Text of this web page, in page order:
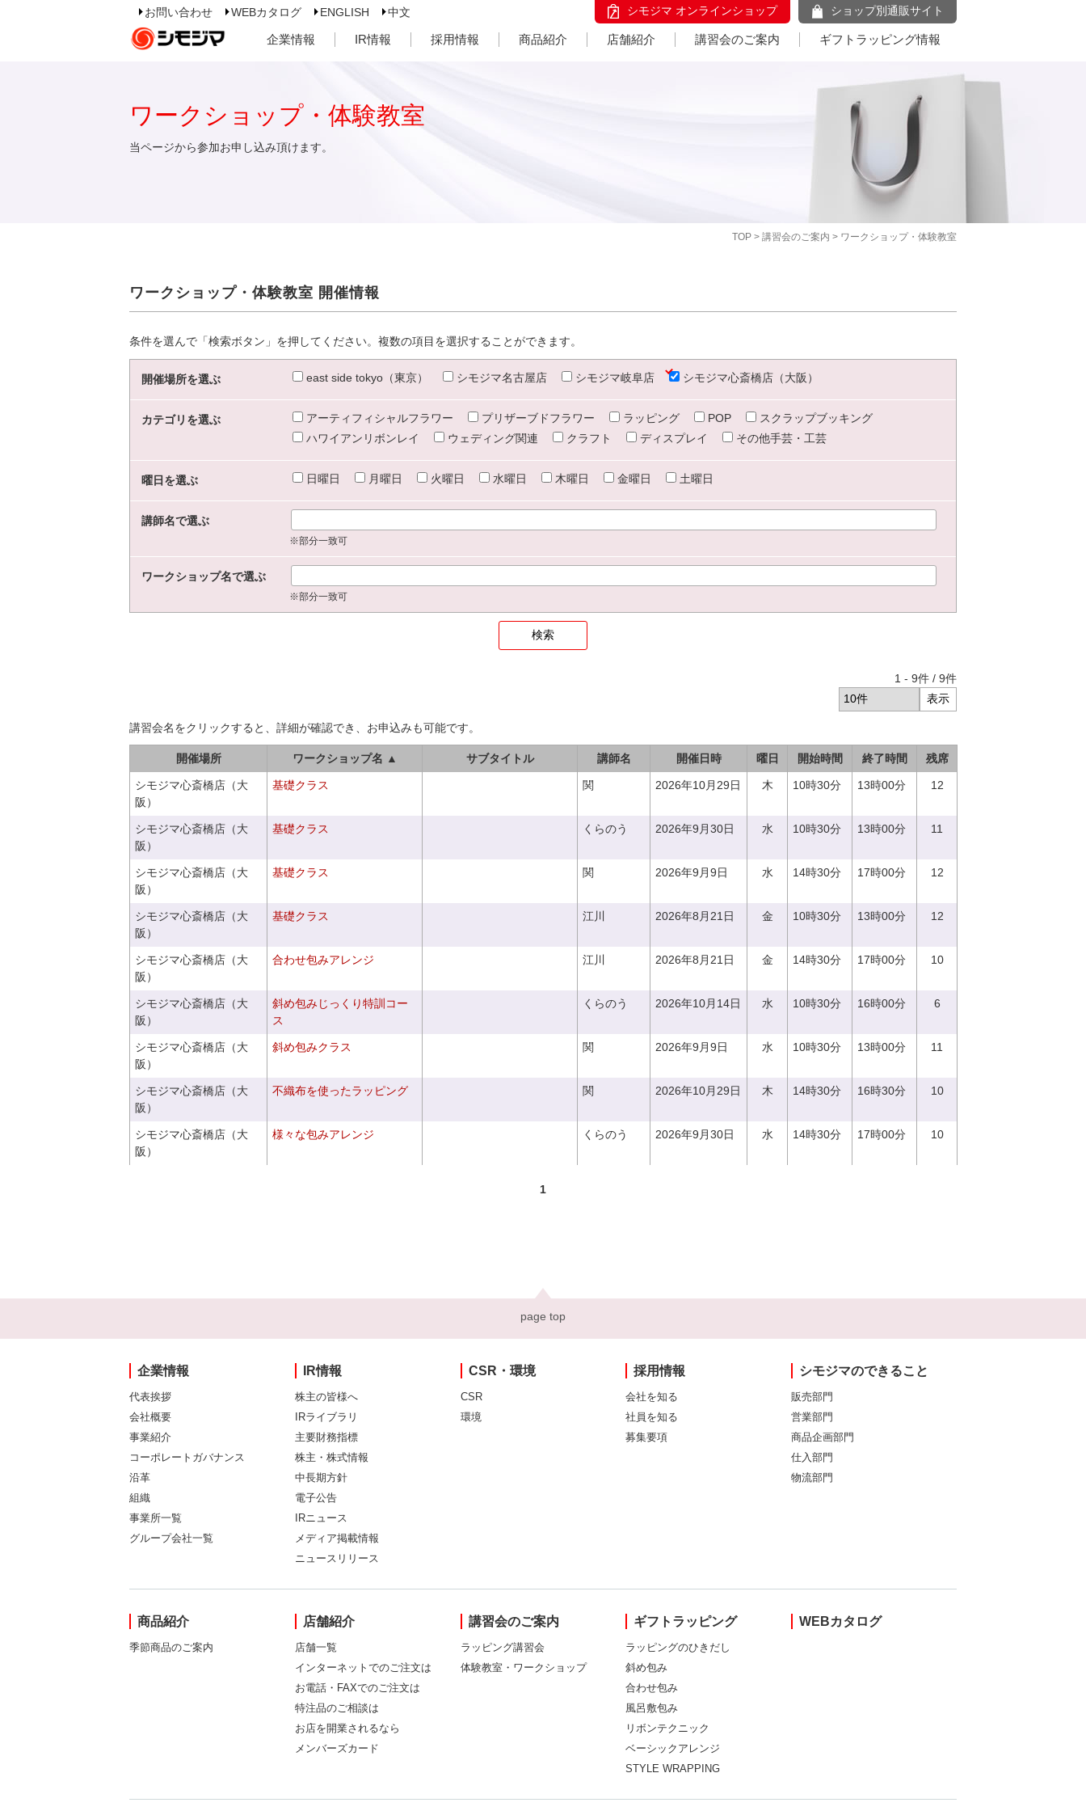
お問い合わせ WEBカタログ ENGLISH 中文 シモジマ オンラインショップ ショップ別通販サイト
企業情報 IR情報 採用情報 商品紹介 店舗紹介 講習会のご案内 ギフトラッピング情報
TOP > 講習会のご案内 > ワークショップ・体験教室
ワークショップ・体験教室
当ページから参加お申し込み頂けます。
ワークショップ・体験教室 開催情報
条件を選んで「検索ボタン」を押してください。複数の項目を選択することができます。
開催場所を選ぶ east side tokyo（東京） シモジマ名古屋店 シモジマ岐阜店 シモジマ心斎橋店（大阪）
カテゴリを選ぶ アーティフィシャルフラワー プリザーブドフラワー ラッピング POP
スクラップブッキング
ハワイアンリボンレイ
ウェディング関連 クラフト ディスプレイ その他手芸・工芸
曜日を選ぶ 日曜日 月曜日 火曜日 水曜日 木曜日 金曜日 土曜日
講師名で選ぶ
※部分一致可
ワークショップ名で選ぶ
※部分一致可
1 - 9件 / 9件
講習会名をクリックすると、詳細が確認でき、お申込みも可能です。
開催場所 ワークショップ名 ▲ サブタイトル 講師名 開催日時 曜日 開始時間 終了時間 残席
シモジマ心斎橋店（大
阪）
基礎クラス 関 2026年10月29日 木 10時30分 13時00分 12
シモジマ心斎橋店（大
阪）
基礎クラス くらのう 2026年9月30日 水 10時30分 13時00分 11
シモジマ心斎橋店（大
阪）
基礎クラス 関 2026年9月9日 水 14時30分 17時00分 12
シモジマ心斎橋店（大
阪）
基礎クラス 江川 2026年8月21日 金 10時30分 13時00分 12
シモジマ心斎橋店（大
阪）
合わせ包みアレンジ 江川 2026年8月21日 金 14時30分 17時00分 10
シモジマ心斎橋店（大
阪）
斜め包みじっくり特訓コー
ス
くらのう 2026年10月14日 水 10時30分 16時00分 6
シモジマ心斎橋店（大
阪）
斜め包みクラス 関 2026年9月9日 水 10時30分 13時00分 11
シモジマ心斎橋店（大
阪）
不織布を使ったラッピング 関 2026年10月29日 木 14時30分 16時30分 10
シモジマ心斎橋店（大
阪）
様々な包みアレンジ くらのう 2026年9月30日 水 14時30分 17時00分 10
1
page top
企業情報
代表挨拶
会社概要
事業紹介
コーポレートガバナンス
沿革
組織
事業所一覧
グループ会社一覧
IR情報
株主の皆様へ
IRライブラリ
主要財務指標
株主・株式情報
中長期方針
電子公告
IRニュース
メディア掲載情報
ニュースリリース
CSR・環境
CSR
環境
採用情報
会社を知る
社員を知る
募集要項
シモジマのできること
販売部門
営業部門
商品企画部門
仕入部門
物流部門
商品紹介
季節商品のご案内
店舗紹介
店舗一覧
インターネットでのご注文は
お電話・FAXでのご注文は
特注品のご相談は
お店を開業されるなら
メンバーズカード
講習会のご案内
ラッピング講習会
体験教室・ワークショップ
ギフトラッピング
ラッピングのひきだし
斜め包み
合わせ包み
風呂敷包み
リボンテクニック
ベーシックアレンジ
STYLE WRAPPING
WEBカタログ